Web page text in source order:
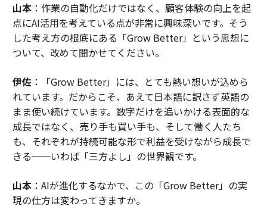
「契約理論は常に合理的な企業に報いてきました」とエ
ウレン氏は説明する。「今日、AIはピラミッド型をこれ
まで以上に魅力的でなくしています。なぜなら、仕事の
るかに近いところに位置しているからです」
コンサルティングのダイヤモンド型は、最も高価な人間
の判断が最も価値の低い人間の調整作業から解放される
ときに現れる。
テストとクライアントの高まる期待に耐える意思決定に
よって価値を価格設定することを余儀なくされるときに
山本：作業の自動化だけではなく、顧客体験の向上を起
点にAI活用を考えている点が非常に興味深いです。そう
した考え方の根底にある「Grow Better」という思想に
ついて、改めて聞かせてください。
伊佐：「Grow Better」には、とても熱い想いが込めら
れています。だからこそ、あえて日本語に訳さず英語の
まま使い続けています。数字だけを追いかける表面的な
成長ではなく、売り手も買い手も、そして働く人たち
も、それぞれが持続可能な形で利益を受けながら成長で
きる──いわば「三方よし」の世界観です。
山本：AIが進化するなかで、この「Grow Better」の実
現の仕方は変わってきますか。